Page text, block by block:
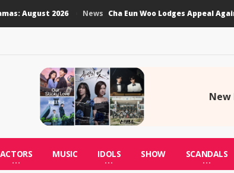
August 2026 News Cha Eun Woo Lodges Appeal Against
New
ACTORS MUSIC IDOLS SHOW SCANDALS